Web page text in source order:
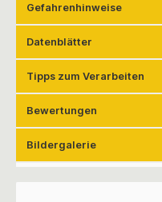
Gefahrenhinweise
Datenblätter
Tipps zum Verarbeiten
Bewertungen
Bildergalerie